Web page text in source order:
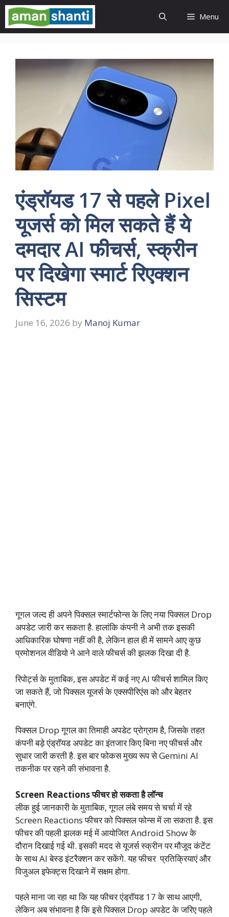
Skip
content
Menu
एंड्रॉयड 17 से पहले Pixel
यूजर्स को मिल सकते हैं ये
दमदार AI फीचर्स, स्क्रीन
पर दिखेगा स्मार्ट रिएक्शन
सिस्टम
June 16, 2026 by Manoj Kumar
गूगल जल्द ही अपने पिक्सल स्मार्टफोन्स के लिए नया पिक्सल Drop
अपडेट जारी कर सकता है. हालांकि कंपनी ने अभी तक इसकी
आधिकारिक घोषणा नहीं की है, लेकिन हाल ही में सामने आए कुछ
प्रमोशनल वीडियो ने आने वाले फीचर्स की झलक दिखा दी है.
रिपोर्ट्स के मुताबिक, इस अपडेट में कई नए AI फीचर्स शामिल किए
जा सकते हैं, जो पिक्सल यूजर्स के एक्सपीरिएंस को और बेहतर
बनाएंगे.
पिक्सल Drop गूगल का तिमाही अपडेट प्रोग्राम है, जिसके तहत
कंपनी बड़े एंड्रॉयड अपडेट का इंतजार किए बिना नए फीचर्स और
सुधार जारी करती है. इस बार फोकस मुख्य रूप से Gemini AI
तकनीक पर रहने की संभावना है.
Screen Reactions फीचर हो सकता है लॉन्च
लीक हुई जानकारी के मुताबिक, गूगल लंबे समय से चर्चा में रहे
Screen Reactions फीचर को पिक्सल फोन्स में ला सकता है. इस
फीचर की पहली झलक मई में आयोजित Android Show के
दौरान दिखाई गई थी. इसकी मदद से यूजर्स स्क्रीन पर मौजूद कंटेंट
के साथ AI बेस्ड इंटरैक्शन कर सकेंगे. यह फीचर प्रतिक्रियाएं और
विजुअल इफेक्ट्स दिखाने में सक्षम होगा.
पहले माना जा रहा था कि यह फीचर एंड्रॉयड 17 के साथ आएगी,
लेकिन अब संभावना है कि इसे पिक्सल Drop अपडेट के जरिए पहले